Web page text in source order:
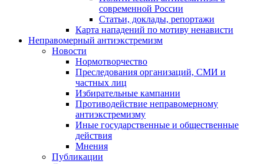
современной России
Статьи, доклады, репортажи
Карта нападений по мотиву ненависти
Неправомерный антиэкстремизм
Новости
Нормотворчество
Преследования организаций, СМИ и
частных лиц
Избирательные кампании
Противодействие неправомерному
антиэкстремизму
Иные государственные и общественные
действия
Мнения
Публикации